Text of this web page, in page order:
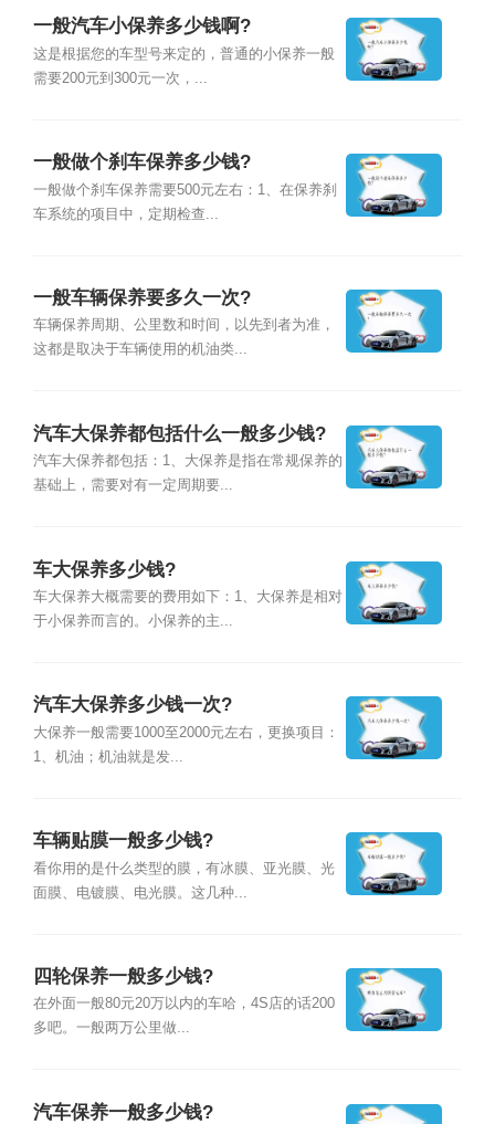
一般汽车小保养多少钱啊?
这是根据您的车型号来定的，普通的小保养一般
需要200元到300元一次，...
一般做个刹车保养多少钱?
一般做个刹车保养需要500元左右：1、在保养刹
车系统的项目中，定期检查...
一般车辆保养要多久一次?
车辆保养周期、公里数和时间，以先到者为准，
这都是取决于车辆使用的机油类...
汽车大保养都包括什么一般多少钱?
汽车大保养都包括：1、大保养是指在常规保养的
基础上，需要对有一定周期要...
车大保养多少钱?
车大保养大概需要的费用如下：1、大保养是相对
于小保养而言的。小保养的主...
汽车大保养多少钱一次?
大保养一般需要1000至2000元左右，更换项目：
1、机油；机油就是发...
车辆贴膜一般多少钱?
看你用的是什么类型的膜，有冰膜、亚光膜、光
面膜、电镀膜、电光膜。这几种...
四轮保养一般多少钱?
在外面一般80元20万以内的车哈，4S店的话200
多吧。一般两万公里做...
汽车保养一般多少钱?